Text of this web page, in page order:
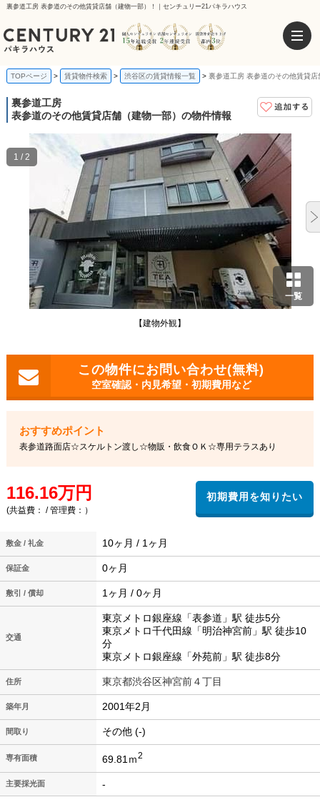
裏参道工房 表参道のその他賃貸店舗（建物一部）！｜センチュリー21パキラハウス
TOPページ 賃貸物件検索 渋谷区の賃貸情報一覧 裏参道工房 表参道のその他賃貸店
裏参道工房
表参道のその他賃貸店舗（建物一部）の物件情報
一覧
【建物外観】
1 / 2
空室確認・内見希望・初期費用など
表参道路面店☆スケルトン渡し☆物販・飲食ＯＫ☆専用テラスあり
116.16万円
(共益費： / 管理費：）
敷金 / 礼金 10ヶ月 / 1ヶ月
保証金 0ヶ月
敷引 / 償却 1ヶ月 / 0ヶ月
交通
東京メトロ銀座線「表参道」駅 徒歩5分
東京メトロ千代田線「明治神宮前」駅 徒歩10
分
東京メトロ銀座線「外苑前」駅 徒歩8分
住所 東京都渋谷区神宮前４丁目
築年月 2001年2月
間取り その他 (-)
専有面積 69.81ｍ2
主要採光面 -